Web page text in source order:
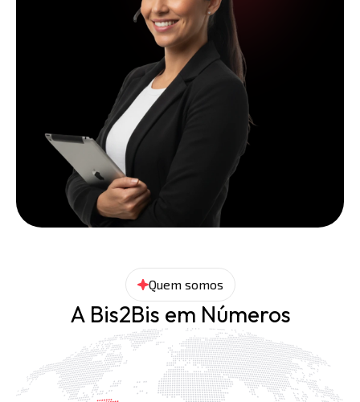
Quem somos
A Bis2Bis em Números